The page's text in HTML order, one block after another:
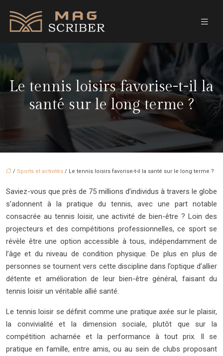
Le tennis loisirs favorise-t-il la
santé sur le long terme ?
/ Sports et activités / Le tennis loisirs favorise-t-il la santé sur le long terme ?
Saviez-vous que près de 75 millions d’individus à travers le globe
s’adonnent à la pratique du tennis, avec une part notable
consacrée au tennis loisir, une activité de bien-être ? Loin des
projecteurs et des compétitions professionnelles, ce sport se
révèle être une option accessible à tous, indépendamment de
l’âge et du niveau de condition physique. De plus en plus de
personnes se tournent vers cette discipline dans l’optique d’allier
détente et amélioration de leur bien-être général, faisant du
tennis loisir un véritable allié santé.
Le tennis loisir se définit comme une pratique axée sur le plaisir,
la convivialité et la dimension sociale, plutôt que sur la
compétition acharnée et la performance à tout prix. Il se
pratique en famille, entre amis, ou au sein de clubs proposant